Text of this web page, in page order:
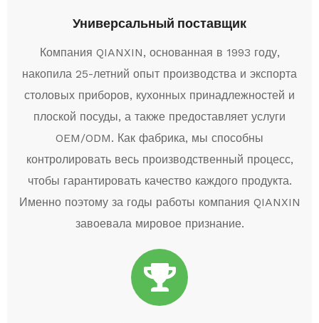
Универсальный поставщик
Компания QIANXIN, основанная в 1993 году,
накопила 25-летний опыт производства и экспорта
столовых приборов, кухонных принадлежностей и
плоской посуды, а также предоставляет услуги
OEM/ODM. Как фабрика, мы способны
контролировать весь производственный процесс,
чтобы гарантировать качество каждого продукта.
Именно поэтому за годы работы компания QIANXIN
завоевала мировое признание.